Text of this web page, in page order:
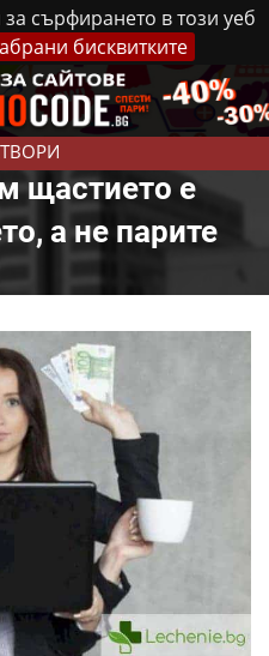
сърфирането в този уеб
бисквитките
Реклама Контакти
щастието е
а не парите